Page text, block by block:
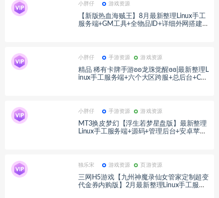
小胖仔 游戏资源
【新版热血海贼王】8月最新整理Linux手工
服务端+GM工具+全物品ID+详细外网搭建教
小胖仔 手游资源 游戏资源
精品 稀有卡牌手游ʚʚ龙珠觉醒ɞɞ|最新整理L
inux手工服务端+六个大区跨服+总后台+CD
小胖仔 手游资源 游戏资源
MT3换皮梦幻【浮生若梦星盘版】最新整理
Linux手工服务端+源码+管理后台+安卓苹果
独乐宋 游戏资源 页游资源
三网H5游戏【九州神魔录仙女管家定制超变
代金券内购版】2月最新整理Linux手工服务